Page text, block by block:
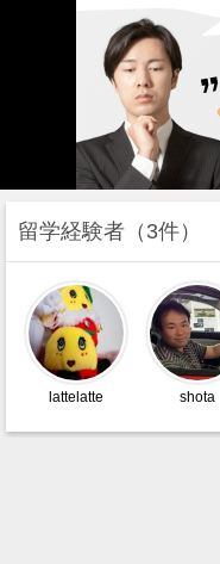
留学経験者 3件
lattelatte shota